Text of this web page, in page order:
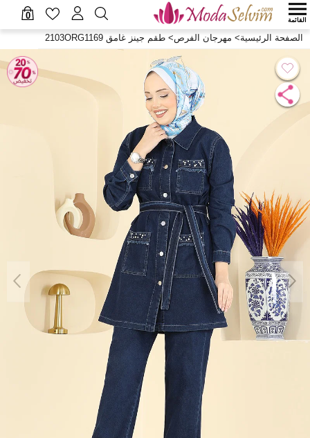
0 القائمة
الصفحة الرئيسية> مهرجان الفرص> طقم جينز غامق 2103ORG1169